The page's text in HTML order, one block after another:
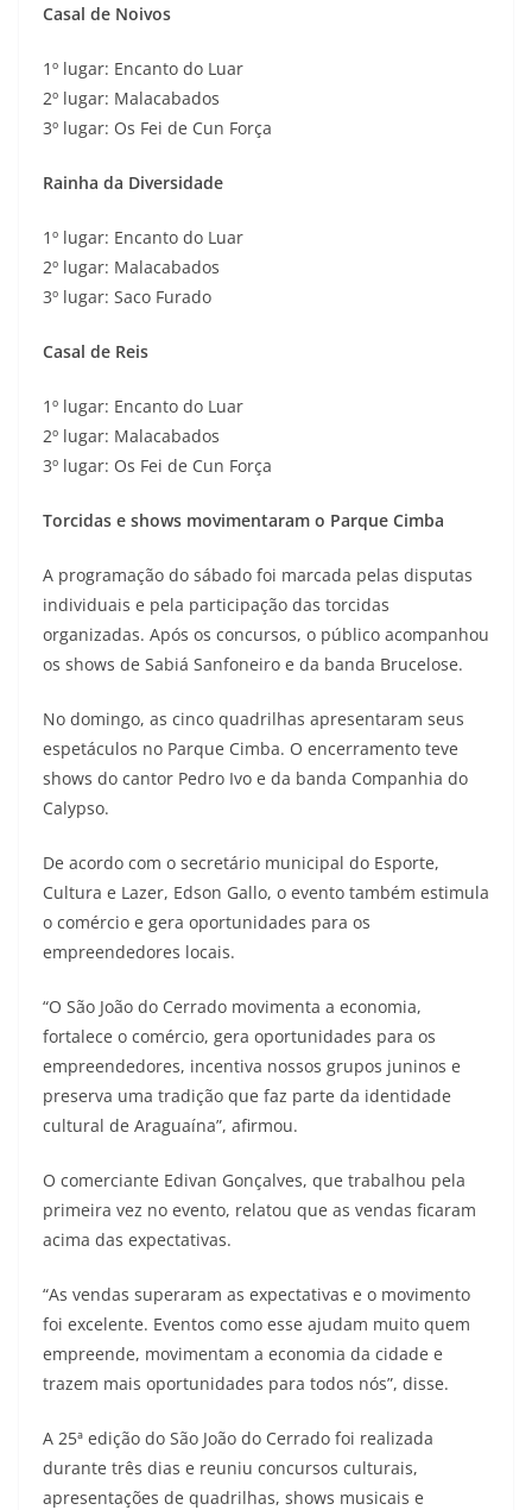
Casal de Noivos
1º lugar: Encanto do Luar
2º lugar: Malacabados
3º lugar: Os Fei de Cun Força
Rainha da Diversidade
1º lugar: Encanto do Luar
2º lugar: Malacabados
3º lugar: Saco Furado
Casal de Reis
1º lugar: Encanto do Luar
2º lugar: Malacabados
3º lugar: Os Fei de Cun Força
Torcidas e shows movimentaram o Parque Cimba
A programação do sábado foi marcada pelas disputas
individuais e pela participação das torcidas
organizadas. Após os concursos, o público acompanhou
os shows de Sabiá Sanfoneiro e da banda Brucelose.
No domingo, as cinco quadrilhas apresentaram seus
espetáculos no Parque Cimba. O encerramento teve
shows do cantor Pedro Ivo e da banda Companhia do
Calypso.
De acordo com o secretário municipal do Esporte,
Cultura e Lazer, Edson Gallo, o evento também estimula
o comércio e gera oportunidades para os
empreendedores locais.
“O São João do Cerrado movimenta a economia,
fortalece o comércio, gera oportunidades para os
empreendedores, incentiva nossos grupos juninos e
preserva uma tradição que faz parte da identidade
cultural de Araguaína”, afirmou.
O comerciante Edivan Gonçalves, que trabalhou pela
primeira vez no evento, relatou que as vendas ficaram
acima das expectativas.
“As vendas superaram as expectativas e o movimento
foi excelente. Eventos como esse ajudam muito quem
empreende, movimentam a economia da cidade e
trazem mais oportunidades para todos nós”, disse.
A 25ª edição do São João do Cerrado foi realizada
durante três dias e reuniu concursos culturais,
apresentações de quadrilhas, shows musicais e